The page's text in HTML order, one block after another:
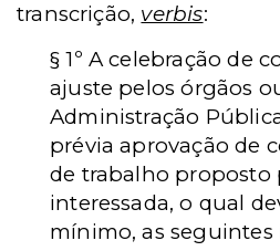
transcrição, verbis:
§ 1º A celebração de
ajuste pelos órgãos
Administração
prévia aprovação de
de trabalho proposto
interessada, o qual
mínimo, as seguintes